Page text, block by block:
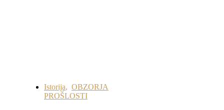
Istorija, OBZORJA
PROŠLOSTI